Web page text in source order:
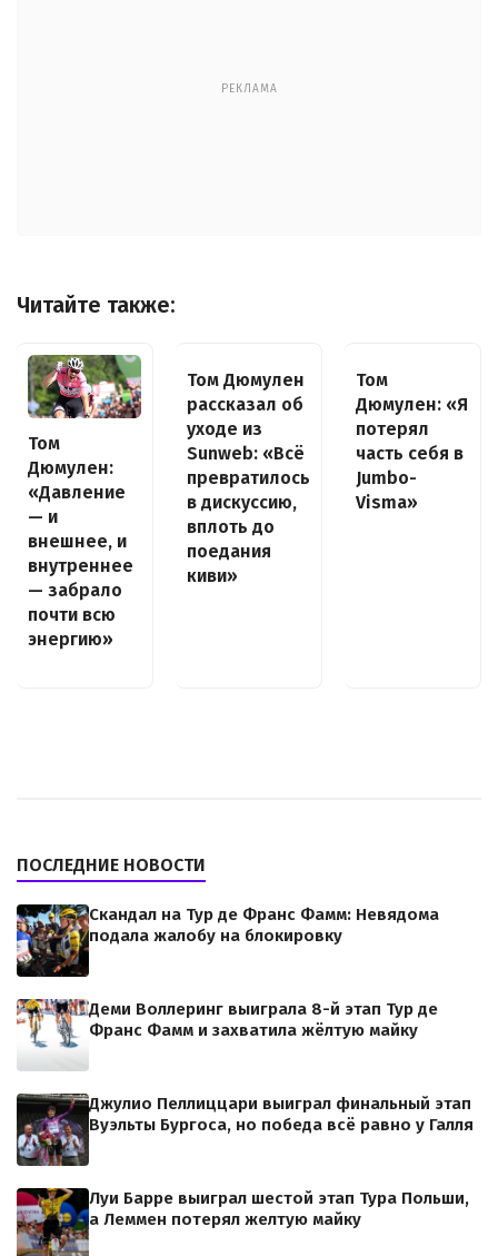
РЕКЛАМА
Читайте также:
Том
Дюмулен:
«Давление
— и
внешнее, и
внутреннее
— забрало
почти всю
энергию»
Том Дюмулен
рассказал об
уходе из
Sunweb: «Всё
превратилось
в дискуссию,
вплоть до
поедания
киви»
Том
Дюмулен: «Я
потерял
часть себя в
Jumbo-
Visma»
ПОСЛЕДНИЕ НОВОСТИ
Скандал на Тур де Франс Фамм: Невядома
подала жалобу на блокировку
Деми Воллеринг выиграла 8-й этап Тур де
Франс Фамм и захватила жёлтую майку
Джулио Пеллиццари выиграл финальный этап
Вуэльты Бургоса, но победа всё равно у Галля
Луи Барре выиграл шестой этап Тура Польши,
а Леммен потерял желтую майку